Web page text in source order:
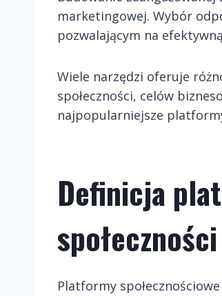
marketingowej. Wybór
pozwalającym na
Wiele narzędzi oferuje
społeczności, celów
najpopularniejsze
Definicja
Platformy